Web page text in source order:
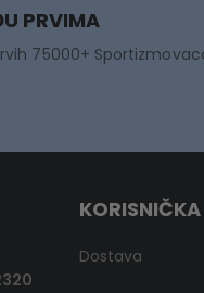
PRVIMA
75000+
Dostava